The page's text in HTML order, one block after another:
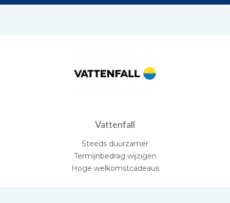
Vattenfall
Steeds duurzamer
Termijnbedrag wijzigen
Hoge welkomstcadeaus